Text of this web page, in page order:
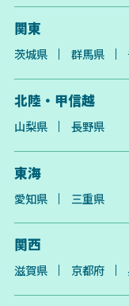
関東
茨城県 群馬県
北陸・甲信越
山梨県 長野県
東海
愛知県 三重県
関西
滋賀県 京都府